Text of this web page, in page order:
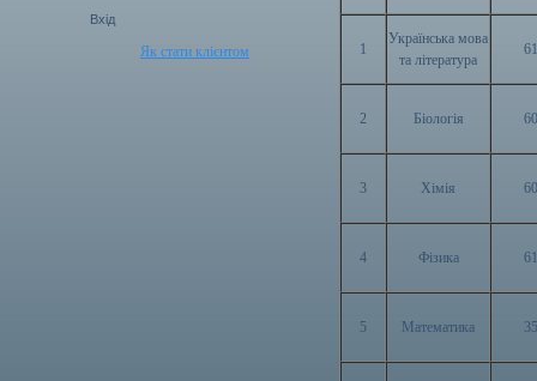
Як стати клієнтом 1
Українська мова
та література
61
2 Біологія 60
3 Хімія 60
4 Фізика 61
5 Математика 35